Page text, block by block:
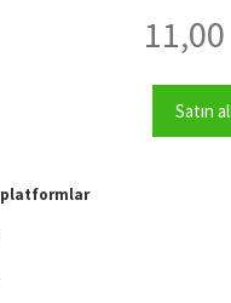
11,00
Satın al
platformlar